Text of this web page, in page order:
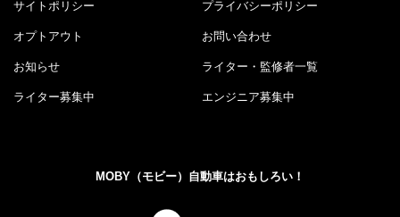
サイトポリシー プライバシーポリシー
オプトアウト お問い合わせ
お知らせ ライター・監修者一覧
ライター募集中 エンジニア募集中
MOBY（モビー）自動車はおもしろい！